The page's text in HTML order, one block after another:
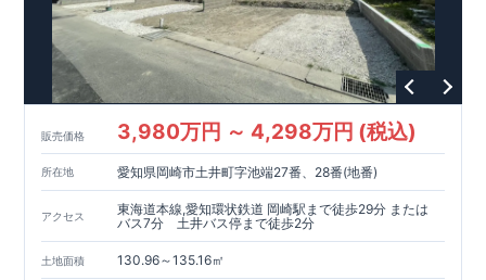
販売価格 3,980万円 ～ 4,298万円 (税込)
所在地 愛知県岡崎市土井町字池端27番、28番(地番)
アクセス
東海道本線,愛知環状鉄道 岡崎駅まで徒歩29分 または
バス7分 土井バス停まで徒歩2分
土地面積 130.96～135.16㎡